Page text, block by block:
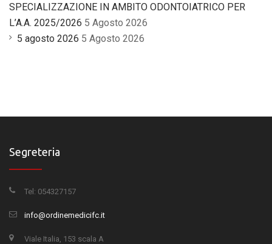
SPECIALIZZAZIONE IN AMBITO ODONTOIATRICO PER
L’A.A. 2025/2026 5 Agosto 2026
5 agosto 2026 5 Agosto 2026
Segreteria
Tel: 054327157
info@ordinemedicifc.it
Viale Italia, 153 scala A